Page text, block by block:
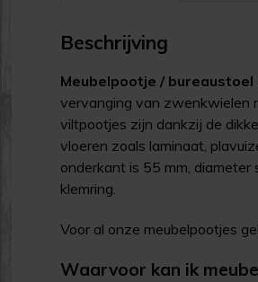
Beschrijving
Meubelpootje /
vervanging van zwenkwielen
viltpootjes zijn dankzij de
vloeren zoals laminaat,
onderkant is 55 mm,
klemring.
Voor al onze meubelpootjes
Waarvoor kan ik